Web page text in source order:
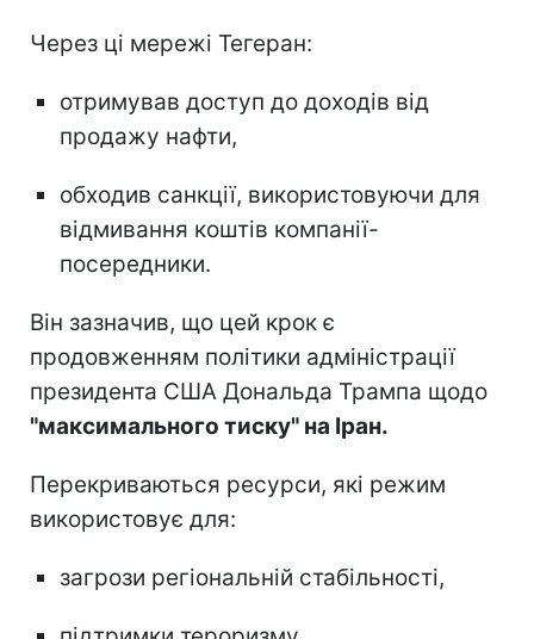
Через ці мережі Тегеран:
отримував доступ до доходів від
продажу нафти,
обходив санкції, використовуючи для
відмивання коштів компанії-
посередники.
Він зазначив, що цей крок є
продовженням політики адміністрації
президента США Дональда Трампа щодо
"максимального тиску" на Іран.
Перекриваються ресурси, які режим
використовує для:
загрози регіональній стабільності,